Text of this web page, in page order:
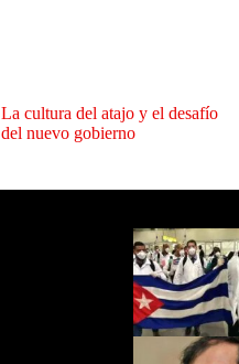
La cultura del atajo y el desafío
del nuevo gobierno